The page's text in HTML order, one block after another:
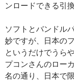
ンロードできる引
ソフトとバンドル
妙ですが、日本の
というだけでうら
プコンさんのロー
名の通り、日本で